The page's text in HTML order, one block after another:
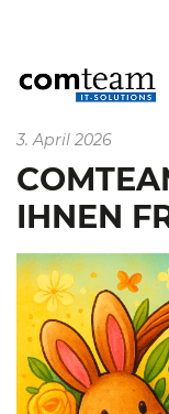
3. April 2026
IHNEN